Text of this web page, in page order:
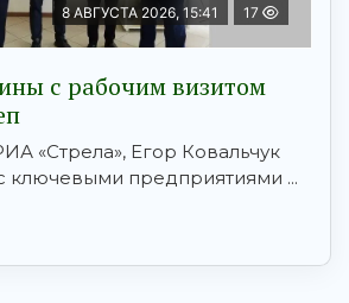
8 АВГУСТА 2026, 15:41 17
с рабочим визитом
«Стрела», Егор Ковальчук
ключевыми предприятиями ...